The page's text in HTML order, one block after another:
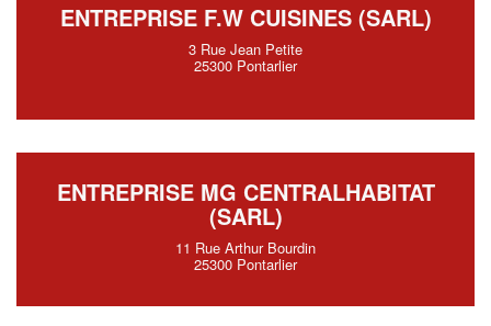
ENTREPRISE F.W CUISINES (SARL)
3 Rue Jean Petite
25300 Pontarlier
ENTREPRISE MG CENTRALHABITAT
(SARL)
11 Rue Arthur Bourdin
25300 Pontarlier